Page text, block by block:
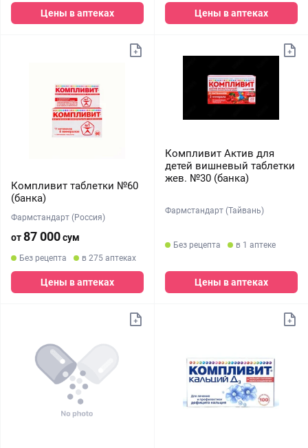
Цены в аптеках Цены в аптеках
Компливит таблетки №60
(банка)
Фармстандарт (Россия)
от87 000сум
Без рецепта в 275 аптеках
Цены в аптеках
Компливит Актив для
детей вишневый таблетки
жев. №30 (банка)
Фармстандарт (Тайвань)
Без рецепта в 1 аптеке
Цены в аптеках